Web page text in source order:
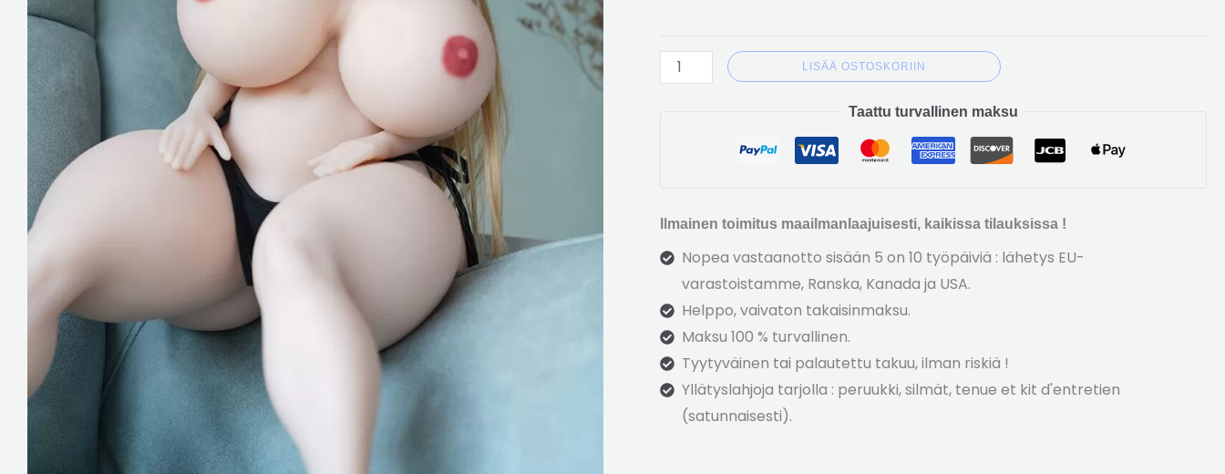
LISÄÄ OSTOSKORIIN
Taattu turvallinen maksu
Ilmainen toimitus maailmanlaajuisesti, kaikissa tilauksissa !
Nopea vastaanotto sisään 5 on 10 työpäiviä : lähetys EU-
varastoistamme, Ranska, Kanada ja USA.
Helppo, vaivaton takaisinmaksu.
Maksu 100 % turvallinen.
Tyytyväinen tai palautettu takuu, ilman riskiä !
Yllätyslahjoja tarjolla : peruukki, silmät, tenue et kit d'entretien
(satunnaisesti).